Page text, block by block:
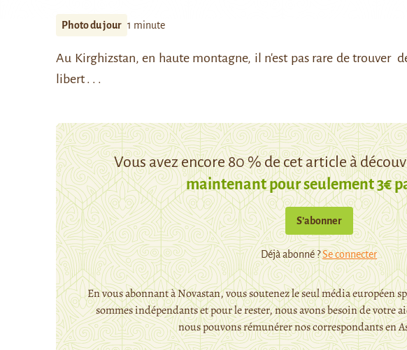
Photo du jour 1 minute
Au Kirghizstan, en haute montagne, il n'est pas rare de trouver
libert . . .
Vous avez encore 80 % de cet article à
maintenant pour seulement 3€
S’abonner
Déjà abonné ?Se connecter
En vous abonnant à Novastan, vous soutenez le seul média européen
sommes indépendants et pour le rester, nous avons besoin de votre
nous pouvons rémunérer nos correspondants en